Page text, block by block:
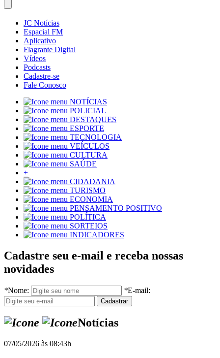
JC Notícias
Espacial FM
Aplicativo
Flagrante Digital
Vídeos
Podcasts
Cadastre-se
Fale Conosco
NOTÍCIAS
POLICIAL
DESTAQUES
ESPORTE
TECNOLOGIA
VEÍCULOS
CULTURA
SAÚDE
+
CIDADANIA
TURISMO
ECONOMIA
PENSAMENTO POSITIVO
POLÍTICA
SORTEIOS
INDICADORES
Cadastre seu e-mail e receba nossas
novidades
*Nome: *E-mail:
Notícias
07/05/2026 às 08:43h